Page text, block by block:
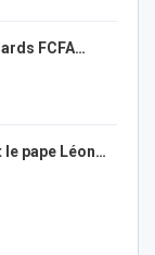
FCFA…
pape Léon…